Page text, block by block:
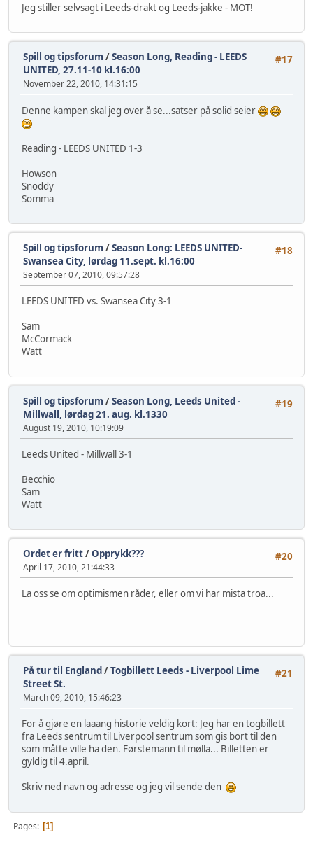
Jeg stiller selvsagt i Leeds-drakt og Leeds-jakke - MOT!
#17
Spill og tipsforum /Season Long, Reading - LEEDS
UNITED, 27.11-10 kl.16:00
November 22, 2010, 14:31:15
Denne kampen skal jeg over å se...satser på solid seier
Reading - LEEDS UNITED 1-3
Howson
Snoddy
Somma
#18
Spill og tipsforum /Season Long: LEEDS UNITED-
Swansea City, lørdag 11.sept. kl.16:00
September 07, 2010, 09:57:28
LEEDS UNITED vs. Swansea City 3-1
Sam
McCormack
Watt
#19
Spill og tipsforum /Season Long, Leeds United -
Millwall, lørdag 21. aug. kl.1330
August 19, 2010, 10:19:09
Leeds United - Millwall 3-1
Becchio
Sam
Watt
#20
Ordet er fritt/Opprykk???
April 17, 2010, 21:44:33
La oss se om optimismen råder, eller om vi har mista troa...
#21
På tur til England/Togbillett Leeds - Liverpool Lime
Street St.
March 09, 2010, 15:46:23
For å gjøre en laaang historie veldig kort: Jeg har en togbillett
fra Leeds sentrum til Liverpool sentrum som gis bort til den
som måtte ville ha den. Førstemann til mølla... Billetten er
gyldig til 4.april.
Skriv ned navn og adresse og jeg vil sende den
Pages 1